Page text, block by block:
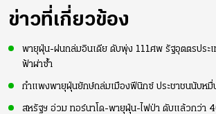
ข่าวที่เกี่ยวข้อง
พายุฝุ่น-ฝนถล่มอินเดีย ดับพุ่ง 111ศพ รัฐอุตตรประ
ฟ้าผ่าซ้ำ
กำแพงพายุฝุ่นยักษ์ถล่มเมืองฟีนิกซ์ ประชาชนนับหมื่
สหรัฐฯ อ่วม ทอร์นาโด-พายุฝุ่น-ไฟป่า ดับแล้วกว่า